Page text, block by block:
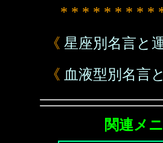
* * * * * * * * *
《 星座別名言と
《 血液型別名言
関連メ